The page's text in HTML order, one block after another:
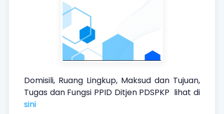
Domisili, Ruang Lingkup, Maksud dan Tujuan,
Tugas dan Fungsi PPID Ditjen PDSPKP lihat di
sini